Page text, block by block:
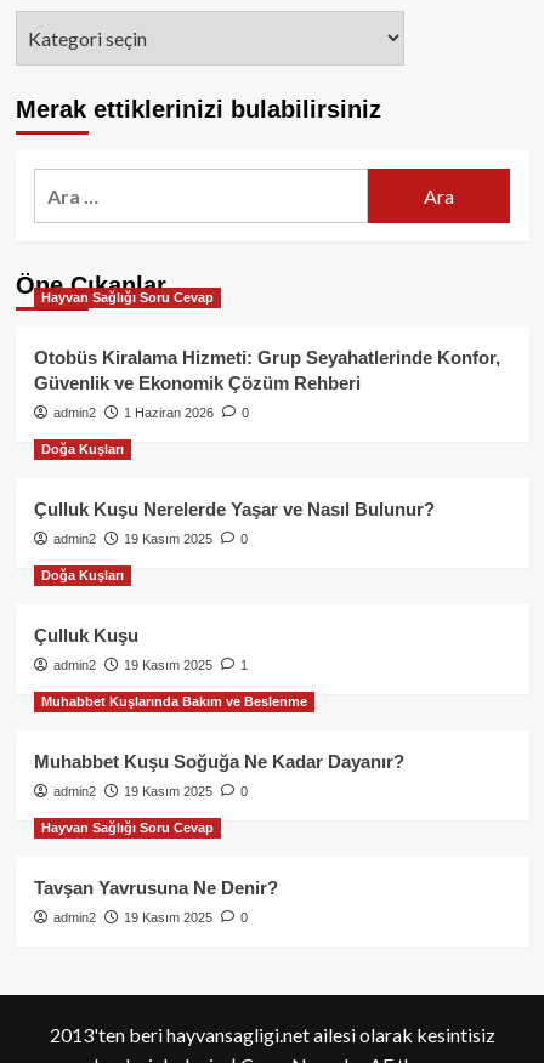
Merak ettiklerinizi bulabilirsiniz
Öne Çıkanlar
Hayvan Sağlığı Soru Cevap
Otobüs Kiralama Hizmeti: Grup Seyahatlerinde Konfor,
Güvenlik ve Ekonomik Çözüm Rehberi
admin2 1 Haziran 2026 0
Doğa Kuşları
Çulluk Kuşu Nerelerde Yaşar ve Nasıl Bulunur?
admin2 19 Kasım 2025 0
Doğa Kuşları
Çulluk Kuşu
admin2 19 Kasım 2025 1
Muhabbet Kuşlarında Bakım ve Beslenme
Muhabbet Kuşu Soğuğa Ne Kadar Dayanır?
admin2 19 Kasım 2025 0
Hayvan Sağlığı Soru Cevap
Tavşan Yavrusuna Ne Denir?
admin2 19 Kasım 2025 0
2013'ten beri hayvansagligi.net ailesi olarak kesintisiz